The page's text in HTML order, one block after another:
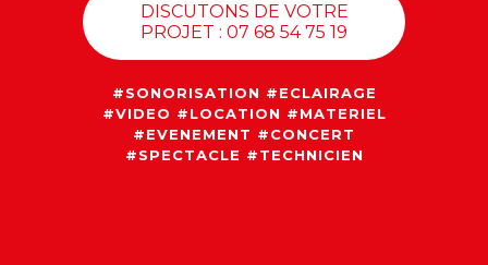
DISCUTONS DE VOTRE
PROJET : 07 68 54 75 19
#SONORISATION #ECLAIRAGE
#VIDEO #LOCATION #MATERIEL
#EVENEMENT #CONCERT
#SPECTACLE #TECHNICIEN